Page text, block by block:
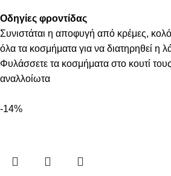
Οδηγίες φροντίδας
Συνιστάται η αποφυγή από κρέμες,
όλα τα κοσμήματα για να διατηρηθεί η
Φυλάσσετε τα κοσμήματα στο κουτί
αναλλοίωτα
-14%